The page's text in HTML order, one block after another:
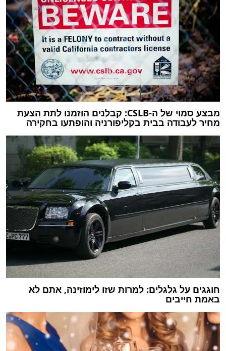
מבצע סמוי של ה-CSLB: קבלנים הוזמנו לתת הצעת
מחיר לעבודה בבית בקליפורניה והופתעו בחקירה
חוגגים על גלגלים: למרות שזו לימוזינה, אתם לא
באמת חייבים